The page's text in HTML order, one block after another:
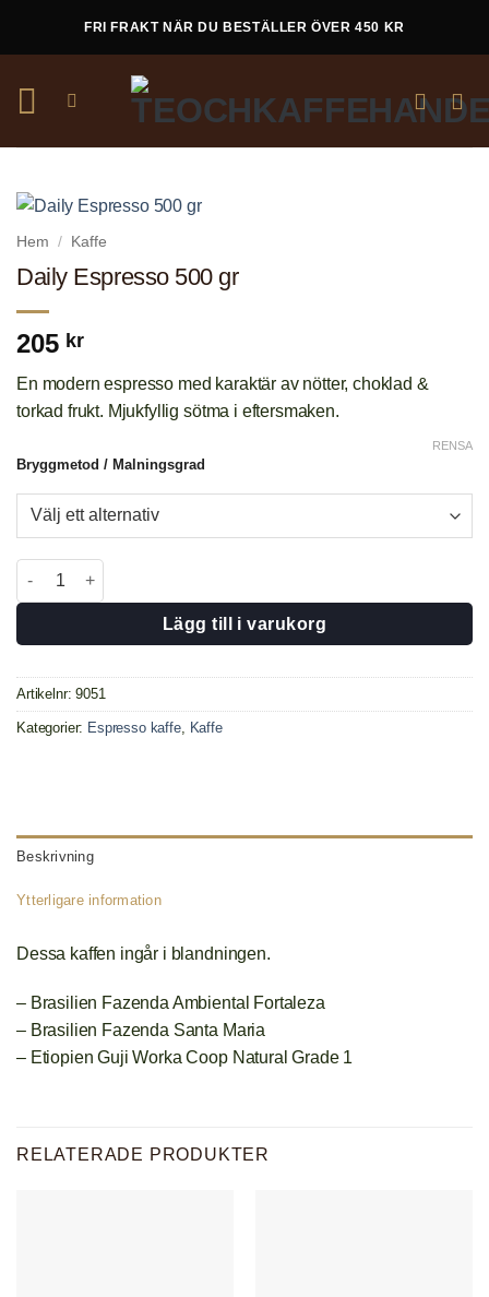
FRI FRAKT NÄR DU BESTÄLLER ÖVER 450 KR
Hem / Kaffe
Daily Espresso 500 gr
205 kr
En modern espresso med karaktär av nötter, choklad &
torkad frukt. Mjukfyllig sötma i eftersmaken.
Bryggmetod / Malningsgrad
RENSA
Daily Espresso 500 gr mängd
Lägg till i varukorg
Artikelnr:9051
Kategorier: Espresso kaffe, Kaffe
Beskrivning
Ytterligare information
Dessa kaffen ingår i blandningen.
– Brasilien Fazenda Ambiental Fortaleza
– Brasilien Fazenda Santa Maria
– Etiopien Guji Worka Coop Natural Grade 1
RELATERADE PRODUKTER